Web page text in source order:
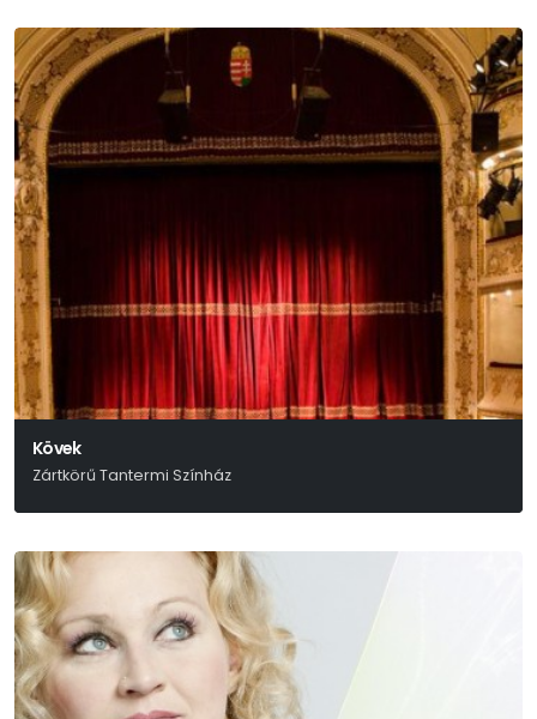
Kövek
Zártkörű Tantermi Színház